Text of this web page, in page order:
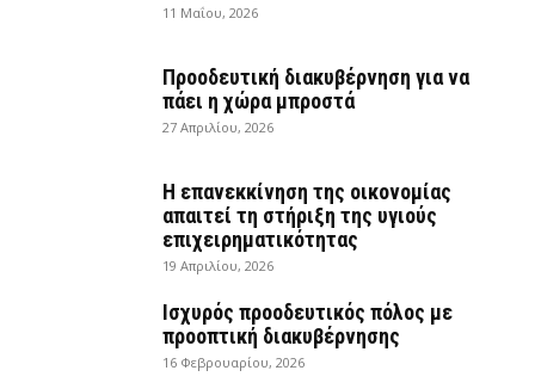
11 Μαΐου, 2026
Προοδευτική διακυβέρνηση για να
πάει η χώρα μπροστά
27 Απριλίου, 2026
Η επανεκκίνηση της οικονομίας
απαιτεί τη στήριξη της υγιούς
επιχειρηματικότητας
19 Απριλίου, 2026
Ισχυρός προοδευτικός πόλος με
προοπτική διακυβέρνησης
16 Φεβρουαρίου, 2026